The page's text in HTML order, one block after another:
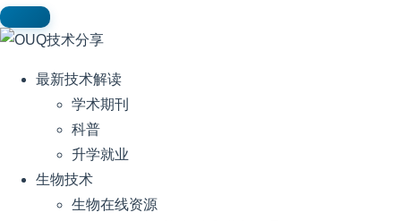
最新技术解读
学术期刊
科普
升学就业
生物技术
生物在线资源